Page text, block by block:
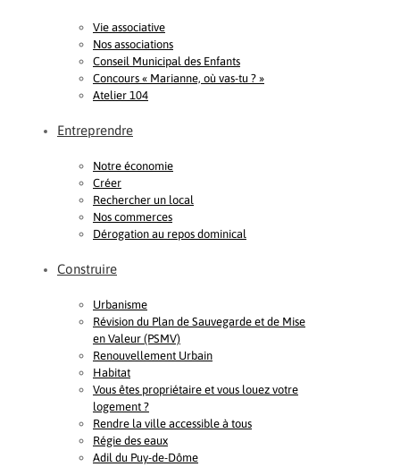
Vie associative
Nos associations
Conseil Municipal des Enfants
Concours « Marianne, où vas-tu ? »
Atelier 104
Entreprendre
Notre économie
Créer
Rechercher un local
Nos commerces
Dérogation au repos dominical
Construire
Urbanisme
Révision du Plan de Sauvegarde et de Mise
en Valeur (PSMV)
Renouvellement Urbain
Habitat
Vous êtes propriétaire et vous louez votre
logement ?
Rendre la ville accessible à tous
Régie des eaux
Adil du Puy-de-Dôme